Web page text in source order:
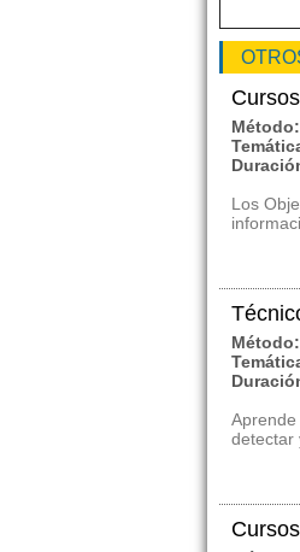
Método:
Los
Método:
detectar